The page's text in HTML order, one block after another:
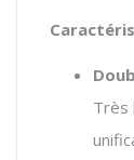
Très